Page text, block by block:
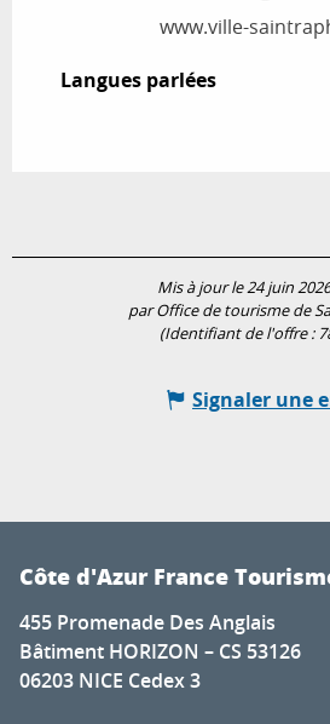
www.ville-
Langues parlées
Langues parlées
Mis à jour le 24 juin
par Office de tourisme de
(Identifiant de l'offre :
Signaler une
Côte d'Azur France
455 Promenade Des Anglais
Bâtiment HORIZON – CS 53126
06203 NICE Cedex 3